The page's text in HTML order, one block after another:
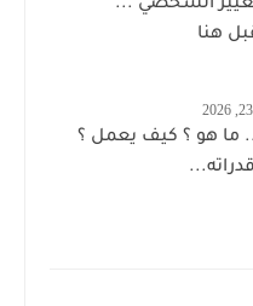
الشخصي ...
هنا
ما هو ؟ كيف يعمل ؟